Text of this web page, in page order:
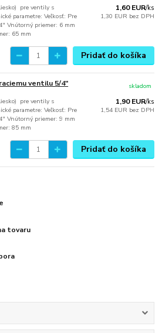
pre ventily s
parametre: Veľkosť: Pre
Vnútorný priemer: 6 mm
65 mm
1,60 EUR/ks
1,30 EUR bez DPH
Pridať do košíka
ventilu 5/4"
pre ventily s
parametre: Veľkosť: Pre
Vnútorný priemer: 9 mm
85 mm
1,90 EUR/ks
1,54 EUR bez DPH
skladom
Pridať do košíka
tovaru